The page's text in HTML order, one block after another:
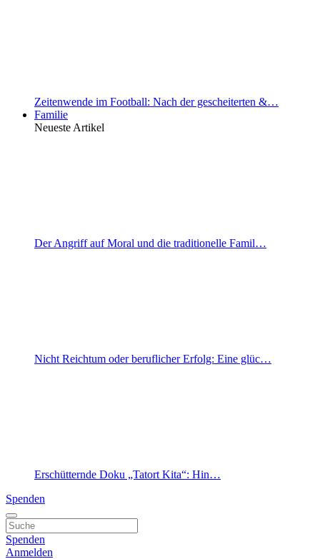
Zeitenwende im Football: Nach der gescheiterten &…
Familie
Neueste Artikel
Der Angriff auf Moral und die traditionelle Famil…
Nicht Reichtum oder beruflicher Erfolg: Eine glüc…
Erschütternde Doku „Tatort Kita“: Hin…
Spenden
Spenden
Anmelden